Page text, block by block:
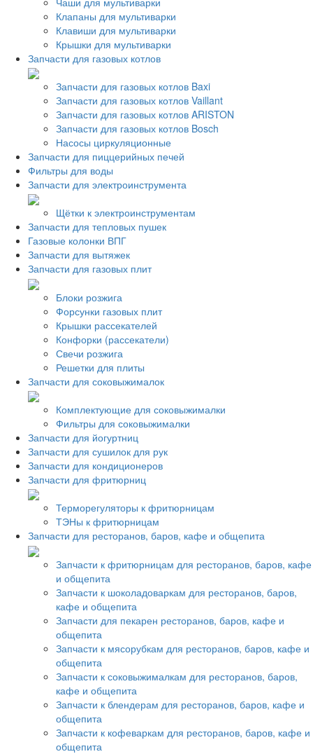
Клапаны для мультиварки
Клавиши для мультиварки
Крышки для мультиварки
Запчасти для газовых котлов
Запчасти для газовых котлов Baxi
Запчасти для газовых котлов Vaillant
Запчасти для газовых котлов ARISTON
Запчасти для газовых котлов Bosch
Насосы циркуляционные
Запчасти для пиццерийных печей
Фильтры для воды
Запчасти для электроинструмента
Щётки к электроинструментам
Запчасти для тепловых пушек
Газовые колонки ВПГ
Запчасти для вытяжек
Запчасти для газовых плит
Блоки розжига
Форсунки газовых плит
Крышки рассекателей
Конфорки (рассекатели)
Свечи розжига
Решетки для плиты
Запчасти для соковыжималок
Комплектующие для соковыжималки
Фильтры для соковыжималки
Запчасти для йогуртниц
Запчасти для сушилок для рук
Запчасти для кондиционеров
Запчасти для фритюрниц
Терморегуляторы к фритюрницам
ТЭНы к фритюрницам
Запчасти для ресторанов, баров, кафе и общепита
Запчасти к фритюрницам для ресторанов, баров, кафе
и общепита
Запчасти к шоколадоваркам для ресторанов, баров,
кафе и общепита
Запчасти для пекарен ресторанов, баров, кафе и
общепита
Запчасти к мясорубкам для ресторанов, баров, кафе и
общепита
Запчасти к соковыжималкам для ресторанов, баров,
кафе и общепита
Запчасти к блендерам для ресторанов, баров, кафе и
общепита
Запчасти к кофеваркам для ресторанов, баров, кафе и
общепита